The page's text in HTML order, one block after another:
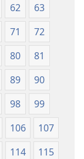
62
63
71
72
80
81
89
90
98
99
106
107
114
115